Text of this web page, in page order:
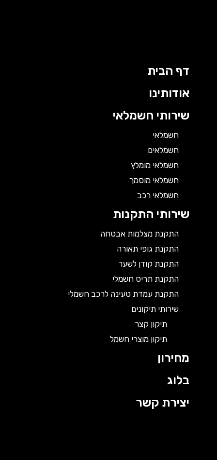
דף הבית
אודותינו
שירותי חשמלאי
חשמלאי
חשמלאים
חשמלאי מומלץ
חשמלאי מוסמך
חשמלאי רכב
שירותי התקנות
התקנת מצלמות אבטחה
התקנת גופי תאורה
התקנת קודן לשער
התקנת תריס חשמלי
התקנת עמדת טעינה לרכב חשמלי
שירותי תיקונים
תיקון קצר
תיקון מוצרי חשמל
מחירון
בלוג
יצירת קשר